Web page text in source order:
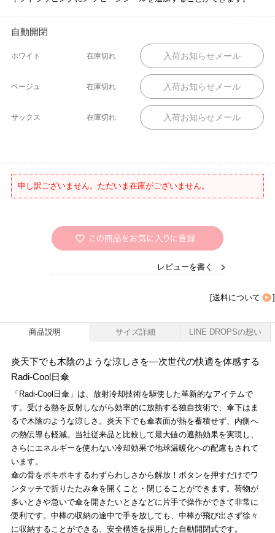
自動開閉
ホワイト 在庫切れ
ベージュ 在庫切れ
サックス 在庫切れ
申し訳ございません。ただいま在庫がございません。
レビューを書く
[送料について ]
商品説明 サイズ詳細 LINE DROPSの想い
炎天下でも木陰のような涼しさを―次世代の快適を体感する
Radi-Cool日傘
「Radi-Cool日傘」は、放射冷却技術を駆使した革新的なアイテムで
す。受ける熱を反射しながら効率的に放熱する独自技術で、傘下はま
るで木陰のような涼しさ。炎天下でも傘表面が熱を蓄積せず、内側へ
の熱伝導も軽減。当社従来品と比較して最大値の遮熱効果を実現し、
さらにエネルギーを使わない冷却効果で地球温暖化への配慮もされて
います。
傘の骨をポキポキするわずらわしさから解放！ボタンを押すだけでワ
ンタッチで折りたたみ傘を開くこと・閉じることができます。荷物が
多いときや急いで傘を開きたいときなどに片手で操作ができて非常に
便利です。中棒の収納の途中で手を放しても、中棒が飛び出さず徐々
に収納することができる、安全構造を採用した自動開閉式です。